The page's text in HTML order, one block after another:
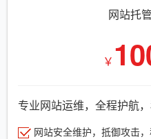
网站托
￥
专业网站运维，全程护航
网站安全维护，抵御攻击